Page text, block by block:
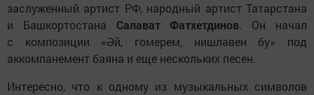
заслуженный артист РФ, народный артист Татарстана
и Башкортостана Салават Фатхетдинов. Он начал
с композиции «Әй, гомерем, нишләвен бу» под
аккомпанемент баяна и еще нескольких песен.
Интересно, что к одному из музыкальных символов